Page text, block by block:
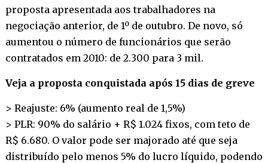
proposta apresentada aos trabalhadores na
negociação anterior, de 1º de outubro. De novo, só
aumentou o número de funcionários que serão
contratados em 2010: de 2.300 para 3 mil.
Veja a proposta conquistada após 15 dias de greve
> Reajuste: 6% (aumento real de 1,5%)
> PLR: 90% do salário + R$ 1.024 fixos, com teto de
R$ 6.680. O valor pode ser majorado até que seja
distribuído pelo menos 5% do lucro líquido, podendo